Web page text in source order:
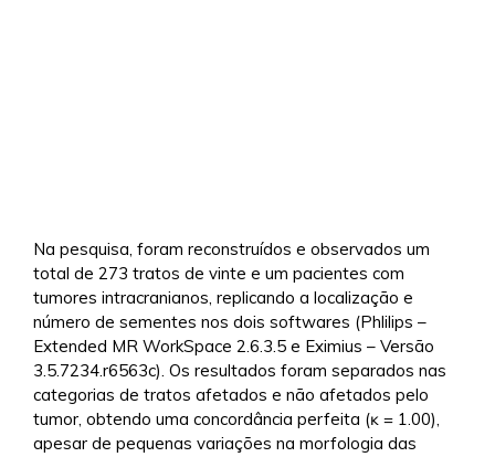
Na pesquisa, foram reconstruídos e observados um
total de 273 tratos de vinte e um pacientes com
tumores intracranianos, replicando a localização e
número de sementes nos dois softwares (Phlilips –
Extended MR WorkSpace 2.6.3.5 e Eximius – Versão
3.5.7234.r6563c). Os resultados foram separados nas
categorias de tratos afetados e não afetados pelo
tumor, obtendo uma concordância perfeita (ĸ = 1.00),
apesar de pequenas variações na morfologia das